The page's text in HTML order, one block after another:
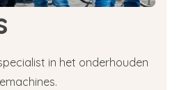
in het onderhouden